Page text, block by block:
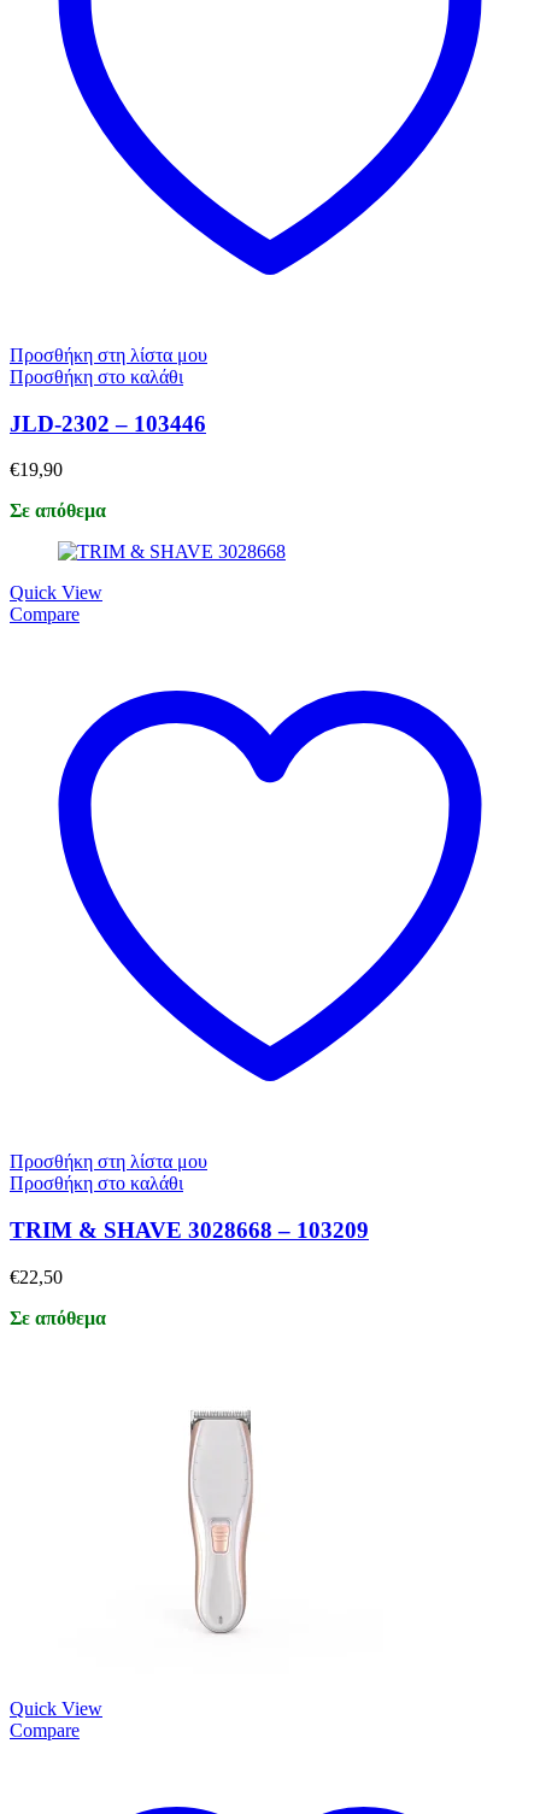
Προσθήκη στη λίστα μου
Προσθήκη στο καλάθι
JLD-2302 – 103446
€19,90
Σε απόθεμα
Quick View
Compare
Προσθήκη στη λίστα μου
Προσθήκη στο καλάθι
TRIM & SHAVE 3028668 – 103209
€22,50
Σε απόθεμα
Quick View
Compare